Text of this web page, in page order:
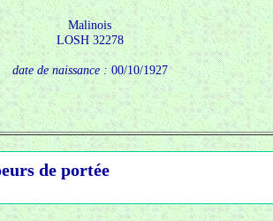
Malinois
LOSH 32278
date de naissance :00/10/1927
de portée